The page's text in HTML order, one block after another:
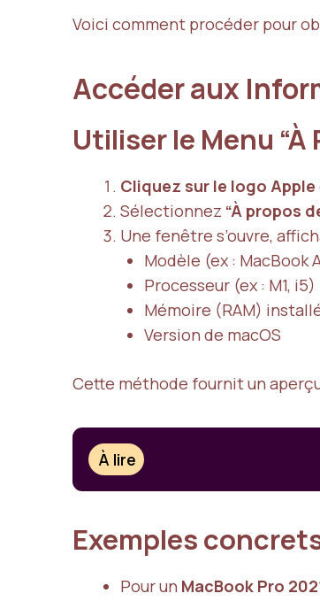
Voici comment procéder pour
Accéder aux
Utiliser le Menu “À
Cliquez sur le logo Apple
Sélectionnez “À propos
Une fenêtre s’ouvre,
Modèle (ex : MacBook
Processeur (ex : M1, i5)
Mémoire (RAM)
Version de macOS
Cette méthode fournit un
À lire
Exemples
Pour un MacBook Pro